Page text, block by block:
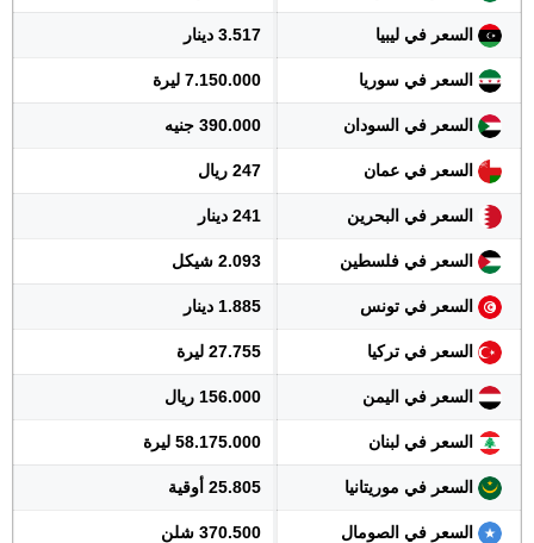
السعر في ليبيا 3.517 دينار
السعر في سوريا 7.150.000 ليرة
السعر في السودان 390.000 جنيه
السعر في عمان 247 ريال
السعر في البحرين 241 دينار
السعر في فلسطين 2.093 شيكل
السعر في تونس 1.885 دينار
السعر في تركيا 27.755 ليرة
السعر في اليمن 156.000 ريال
السعر في لبنان 58.175.000 ليرة
السعر في موريتانيا 25.805 أوقية
السعر في الصومال 370.500 شلن